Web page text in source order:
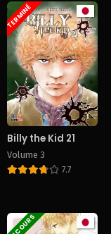
Volume 2
March 14, 2025
TERMINÉ
Billy the Kid 21
Volume 3
7.7